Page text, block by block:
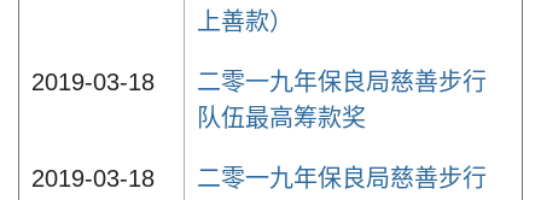
上善款）
2019-03-18
二零一九年保良局慈善步行
队伍最高筹款奖
2019-03-18
二零一九年保良局慈善步行